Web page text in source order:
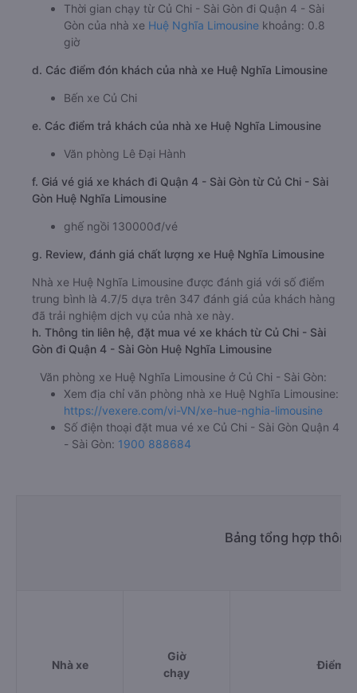
Thời gian chạy từ Củ Chi - Sài Gòn đi Quận 4 - Sài
Gòn của nhà xe Huệ Nghĩa Limousine khoảng: 0.8
giờ
d. Các điểm đón khách của nhà xe Huệ Nghĩa Limousine
Bến xe Củ Chi
e. Các điểm trả khách của nhà xe Huệ Nghĩa Limousine
Văn phòng Lê Đại Hành
f. Giá vé giá xe khách đi Quận 4 - Sài Gòn từ Củ Chi - Sài
Gòn Huệ Nghĩa Limousine
ghế ngồi 130000đ/vé
g. Review, đánh giá chất lượng xe Huệ Nghĩa Limousine
Nhà xe Huệ Nghĩa Limousine được đánh giá với số điểm
trung bình là 4.7/5 dựa trên 347 đánh giá của khách hàng
đã trải nghiệm dịch vụ của nhà xe này.
h. Thông tin liên hệ, đặt mua vé xe khách từ Củ Chi - Sài
Gòn đi Quận 4 - Sài Gòn Huệ Nghĩa Limousine
Văn phòng xe Huệ Nghĩa Limousine ở Củ Chi - Sài Gòn:
Xem địa chỉ văn phòng nhà xe Huệ Nghĩa Limousine:
https://vexere.com/vi-VN/xe-hue-nghia-limousine
Số điện thoại đặt mua vé xe Củ Chi - Sài Gòn Quận 4
- Sài Gòn: 1900 888684
Bảng tổng hợp
Nhà xe
Giờ
chạy
Điểm đi